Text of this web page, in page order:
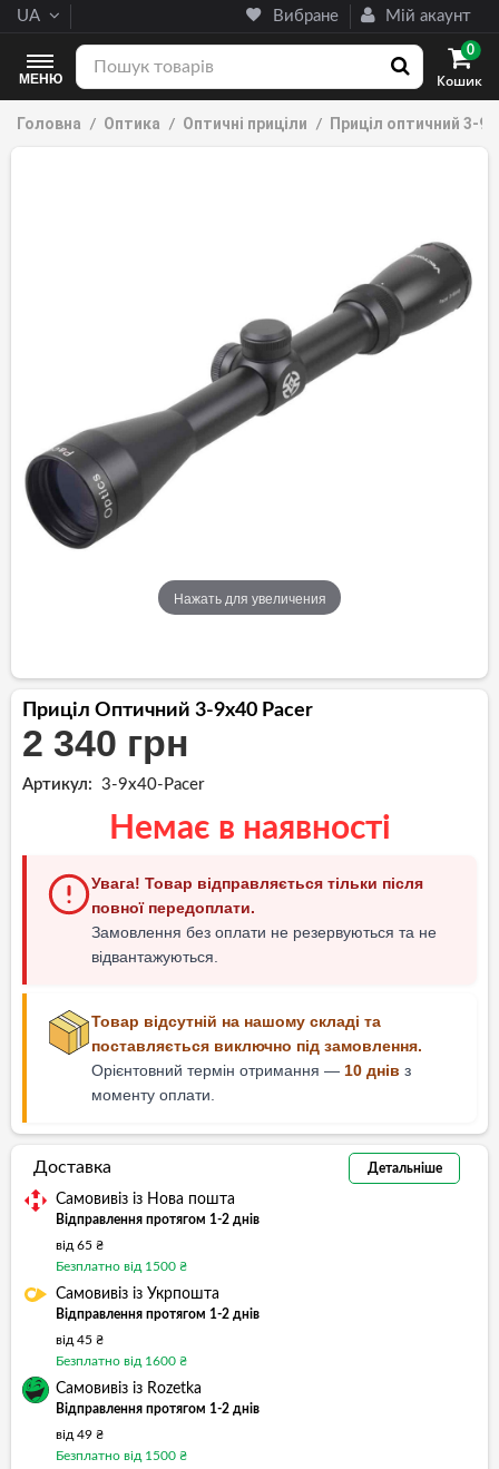
Вибране Мій акаунт
UA
Кошик
0
МЕНЮ
Головна Оптика Оптичні приціли Приціл оптичний 3-
Нажать для увеличения
Приціл Оптичний 3-9x40 Pacer
2 340 грн
Артикул: 3-9x40-Pacer
Немає в наявності
Увага! Товар відправляється тільки після
повної передоплати.
Замовлення без оплати не резервуються та не
відвантажуються.
Товар відсутній на нашому складі та
поставляється виключно під замовлення.
Орієнтовний термін отримання — 10 днів з
моменту оплати.
Доставка Детальніше
Самовивіз із Нова пошта
Відправлення протягом 1-2 днів
від 65 ₴
Безплатно від 1500 ₴
Самовивіз із Укрпошта
Відправлення протягом 1-2 днів
від 45 ₴
Безплатно від 1600 ₴
Самовивіз із Rozetka
Відправлення протягом 1-2 днів
від 49 ₴
Безплатно від 1500 ₴